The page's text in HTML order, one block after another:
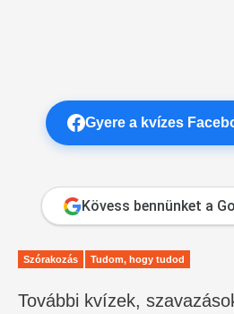
Gyere a kvízes
Kövess bennünket a
Szórakozás Tudom, hogy tudod
További kvízek,